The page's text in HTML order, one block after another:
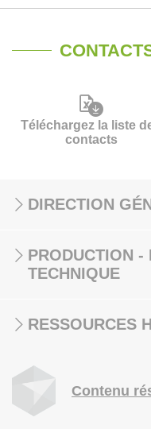
Téléchargez la liste
contacts
DIRECTION
PRODUCTION -
TECHNIQUE
RESSOURCES
Contenu